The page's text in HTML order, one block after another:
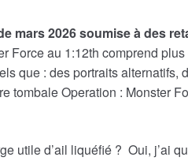
mars 2026 soumise à des
Force au 1:12th comprend
que : des portraits alternatifs,
tombale Operation : Monster
utile d’ail liquéfié ? Oui, j’ai